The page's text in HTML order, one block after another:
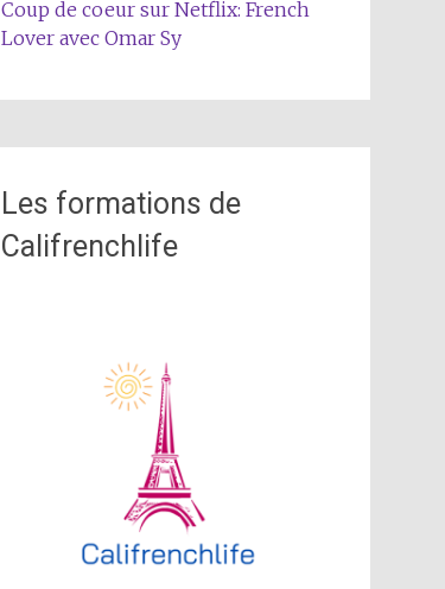
Coup de coeur sur Netflix: French
Lover avec Omar Sy
Les formations de
Califrenchlife